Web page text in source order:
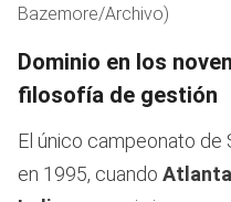
Bazemore/Archivo)
Dominio en los
filosofía de gestión
El único campeonato de
en 1995, cuando Atlanta